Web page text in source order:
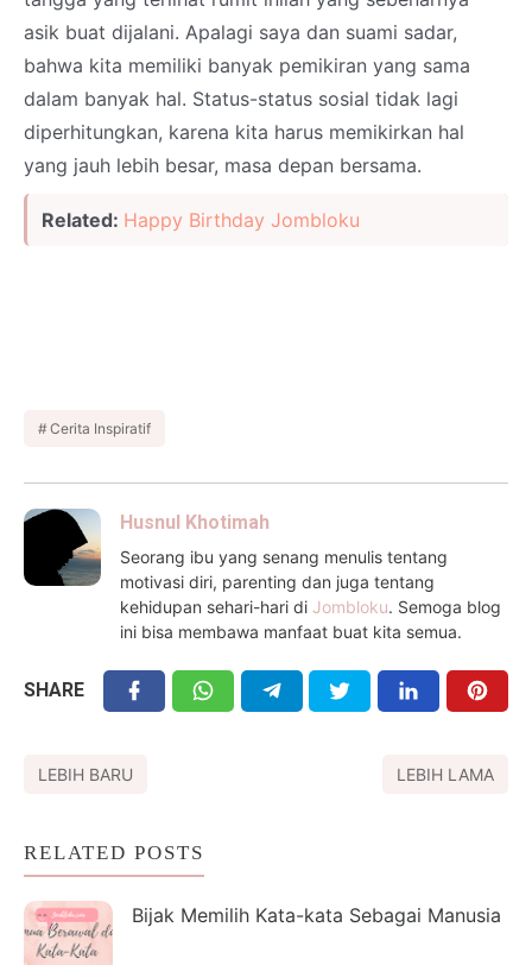
asik buat dijalani. Apalagi saya dan suami sadar,
bahwa kita memiliki banyak pemikiran yang sama
dalam banyak hal. Status-status sosial tidak lagi
diperhitungkan, karena kita harus memikirkan hal
yang jauh lebih besar, masa depan bersama.
Related: Happy Birthday Jombloku
Cerita Inspiratif
Husnul Khotimah
Seorang ibu yang senang menulis tentang
motivasi diri, parenting dan juga tentang
kehidupan sehari-hari di Jombloku. Semoga blog
ini bisa membawa manfaat buat kita semua.
SHARE
LEBIH BARU LEBIH LAMA
RELATED POSTS
Bijak Memilih Kata-kata Sebagai Manusia